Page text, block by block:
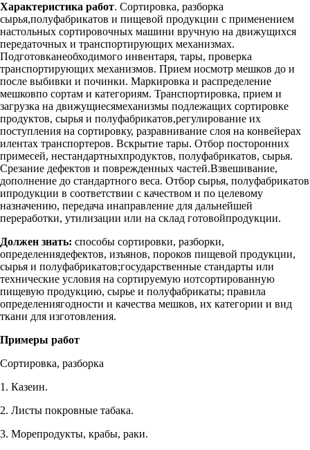
Характеристика работ. Сортировка, разборка
сырья,полуфабрикатов и пищевой продукции с применением
настольных сортировочных машини вручную на движущихся
передаточных и транспортирующих механизмах.
Подготовканеобходимого инвентаря, тары, проверка
транспортирующих механизмов. Прием иосмотр мешков до и
после выбивки и починки. Маркировка и распределение
мешковпо сортам и категориям. Транспортировка, прием и
загрузка на движущиесямеханизмы подлежащих сортировке
продуктов, сырья и полуфабрикатов,регулирование их
поступления на сортировку, разравнивание слоя на конвейерах
илентах транспортеров. Вскрытие тары. Отбор посторонних
примесей, нестандартныхпродуктов, полуфабрикатов, сырья.
Срезание дефектов и поврежденных частей.Взвешивание,
дополнение до стандартного веса. Отбор сырья, полуфабрикатов
ипродукции в соответствии с качеством и по целевому
назначению, передача инаправление для дальнейшей
переработки, утилизации или на склад готовойпродукции.
Должен знать: способы сортировки, разборки,
определениядефектов, изъянов, пороков пищевой продукции,
сырья и полуфабрикатов;государственные стандарты или
технические условия на сортируемую иотсортированную
пищевую продукцию, сырье и полуфабрикаты; правила
определениягодности и качества мешков, их категории и вид
ткани для изготовления.
Примеры работ
Сортировка, разборка
1. Казеин.
2. Листы покровные табака.
3. Морепродукты, крабы, раки.